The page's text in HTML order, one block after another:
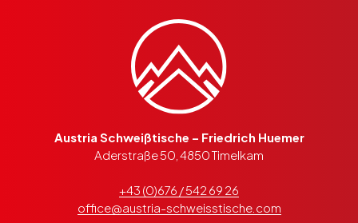
Schweißtische
Schweißtisch-
Sets
Austria Schweißtische – Friedrich Huemer
Aderstraße 50, 4850 Timelkam
+43 (0)676 / 542 69 26
office@austria-schweisstische.com